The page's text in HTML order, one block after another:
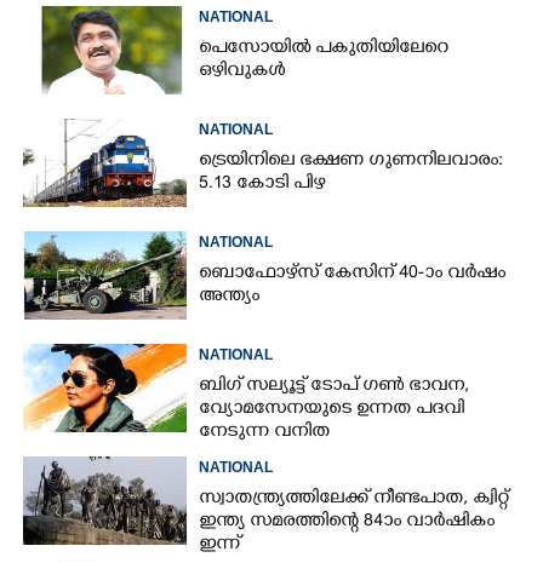
NATIONAL
പെസോയിൽ പകുതിയിലേറെ
ഒഴിവുകൾ
NATIONAL
ട്രെയിനിലെ ഭക്ഷണ ഗുണനിലവാരം:
5.13 കോടി പിഴ
NATIONAL
ബൊഫോഴ്സ് കേസിന് 40-ാം വ‌ർഷം
അന്ത്യം
NATIONAL
ബിഗ് സല്യൂട്ട് ടോപ് ഗൺ ഭാവന,​
വ്യോമസേനയുടെ ഉന്നത പദവി
നേടുന്ന വനിത
NATIONAL
സ്വാതന്ത്ര്യത്തിലേക്ക് നീണ്ടപാത, ക്വിറ്റ്
ഇന്ത്യ സമരത്തിന്റെ 84ാം വാർഷികം
ഇന്ന്